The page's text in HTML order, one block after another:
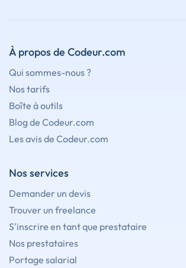
À propos de Codeur.com
Qui sommes-nous ?
Nos tarifs
Boîte à outils
Blog de Codeur.com
Les avis de Codeur.com
Nos services
Demander un devis
Trouver un freelance
S'inscrire en tant que prestataire
Nos prestataires
Portage salarial